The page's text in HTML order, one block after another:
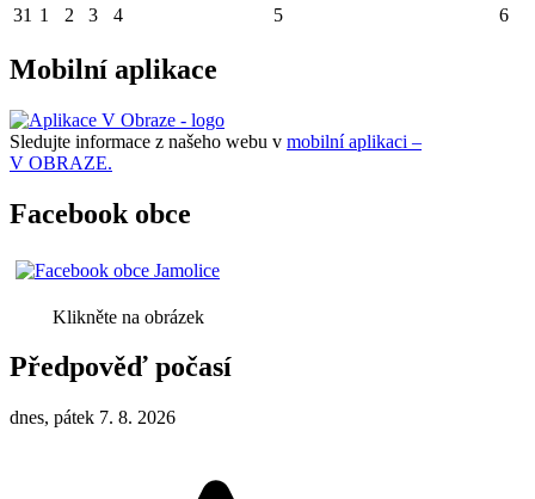
31 1 2 3 4 5 6
Mobilní aplikace
Sledujte informace z našeho webu v mobilní aplikaci –
V OBRAZE.
Facebook obce
Klikněte na obrázek
Předpověď počasí
dnes, pátek 7. 8. 2026